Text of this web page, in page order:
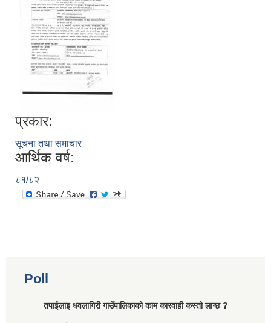
प्रकार:
सूचना तथा समाचार
आर्थिक वर्ष:
८१/८२
Poll
तपाईलाइ धवलागिरी गाउँपालिकाको काम कारवाही कस्तो लाग्छ ?